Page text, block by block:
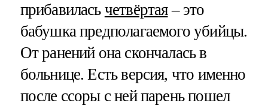
прибавилась четвёртая– это
бабушка предполагаемого убийцы.
От ранений она скончалась в
больнице. Есть версия, что именно
после ссоры с ней парень пошел